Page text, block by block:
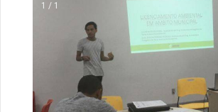
1 / 1